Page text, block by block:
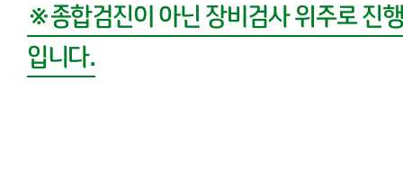
※종합검진이 아닌 장비검사 위주로 진
입니다.